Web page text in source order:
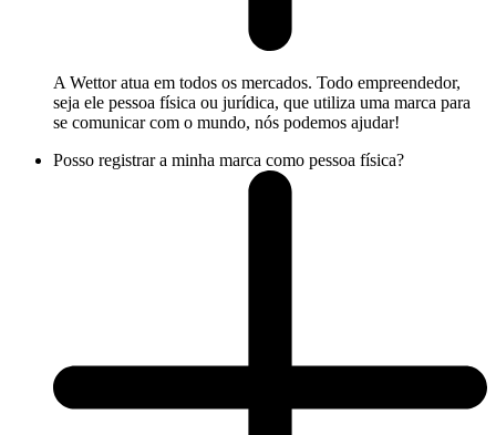
A Wettor atua em todos os mercados. Todo empreendedor,
seja ele pessoa física ou jurídica, que utiliza uma marca para
se comunicar com o mundo, nós podemos ajudar!
Posso registrar a minha marca como pessoa física?